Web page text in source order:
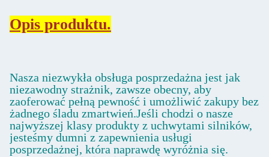
Opis produktu.
Nasza niezwykła obsługa posprzedażna jest jak
niezawodny strażnik, zawsze obecny, aby
zaoferować pełną pewność i umożliwić zakupy bez
żadnego śladu zmartwień.Jeśli chodzi o nasze
najwyższej klasy produkty z uchwytami silników,
jesteśmy dumni z zapewnienia usługi
posprzedażnej, która naprawdę wyróżnia się.